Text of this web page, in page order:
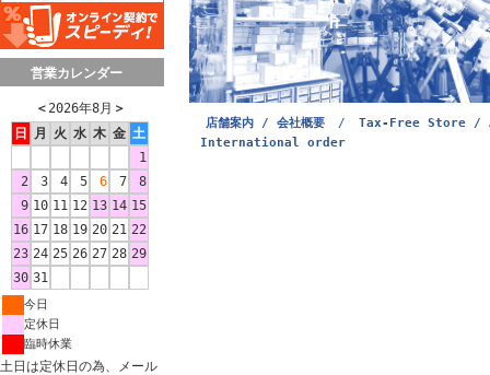
営業カレンダー
＜ 2026年8月 ＞
日
月 火 水 木 金 土
1
2
3 4 5 6 7
8
9 10 11 12 13 14 15
16 17 18 19 20 21 22
23 24 25 26 27 28 29
30 31
今日
定休日
臨時休業
土日は定休日の為、メール
店舗案内 / 会社概要 /
Tax-Free Store /
International order